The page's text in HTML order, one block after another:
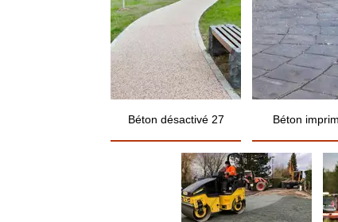
Béton désactivé 27 Béton